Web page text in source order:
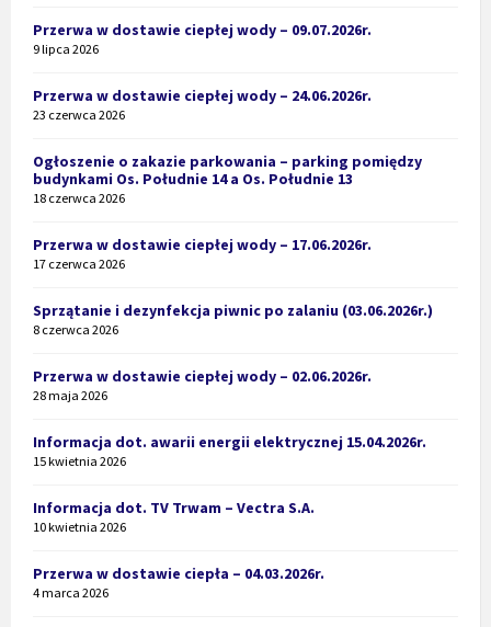
Przerwa w dostawie ciepłej wody – 09.07.2026r.
9 lipca 2026
Przerwa w dostawie ciepłej wody – 24.06.2026r.
23 czerwca 2026
Ogłoszenie o zakazie parkowania – parking pomiędzy
budynkami Os. Południe 14 a Os. Południe 13
18 czerwca 2026
Przerwa w dostawie ciepłej wody – 17.06.2026r.
17 czerwca 2026
Sprzątanie i dezynfekcja piwnic po zalaniu (03.06.2026r.)
8 czerwca 2026
Przerwa w dostawie ciepłej wody – 02.06.2026r.
28 maja 2026
Informacja dot. awarii energii elektrycznej 15.04.2026r.
15 kwietnia 2026
Informacja dot. TV Trwam – Vectra S.A.
10 kwietnia 2026
Przerwa w dostawie ciepła – 04.03.2026r.
4 marca 2026